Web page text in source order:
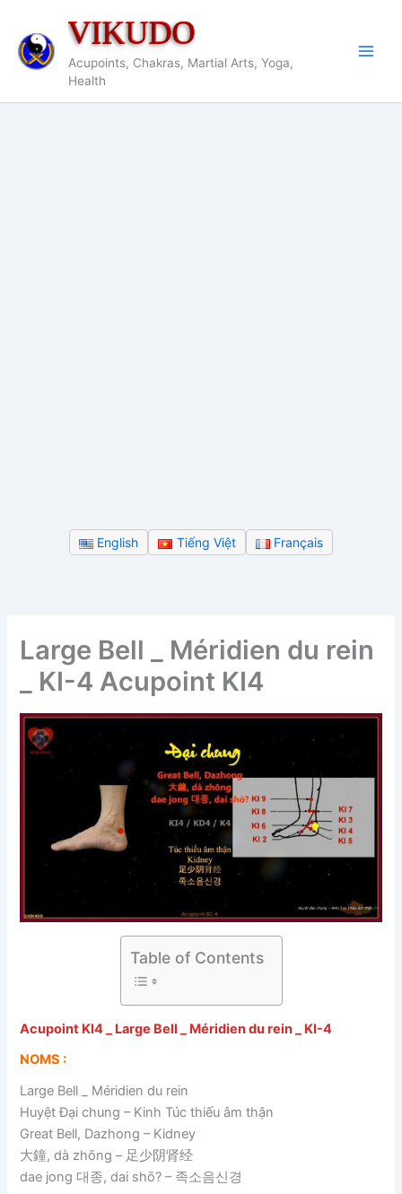
contenu
VIKUDO
Acupoints, Chakras, Martial Arts, Yoga,
Health
English Tiếng Việt Français
Large Bell _ Méridien du rein
_ KI-4 Acupoint KI4
Table of Contents
Acupoint KI4 _ Large Bell _ Méridien du rein _ KI-4
NOMS :
Large Bell _ Méridien du rein
Huyệt Đại chung – Kinh Túc thiếu âm thận
Great Bell, Dazhong – Kidney
大鐘, dà zhōng – 足少阴肾经
dae jong 대종, dai shō? – 족소음신경